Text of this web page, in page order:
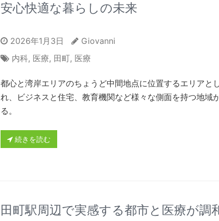
安心快適な暮らしの未来
2026年1月3日
Giovanni
内科, 医療, 田町, 医療
都心と湾岸エリアのちょうど中間地点に位置するエリアと
れ、ビジネスと住宅、教育機関など様々な側面を持つ地域
る。
続きを読む
田町駅周辺で実感する都市と医療が調